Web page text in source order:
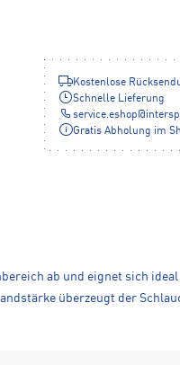
Kostenlose
Schnelle Lieferung
service.eshop@
Gratis Abholung im
ab und eignet sich
überzeugt der